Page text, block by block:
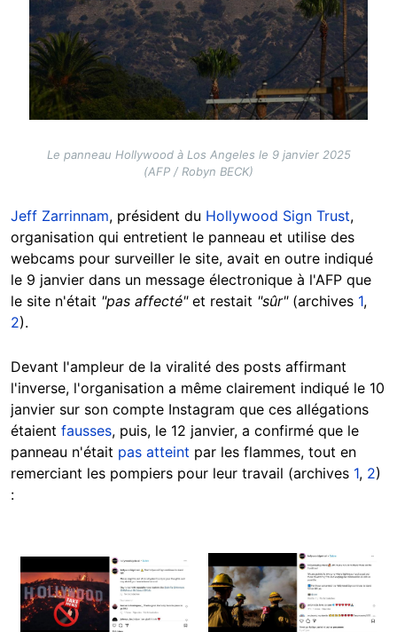
Le panneau Hollywood à Los Angeles le 9 janvier 2025
(AFP / Robyn BECK)
Jeff Zarrinnam, président du Hollywood Sign Trust,
organisation qui entretient le panneau et utilise des
webcams pour surveiller le site, avait en outre indiqué
le 9 janvier dans un message électronique à l'AFP que
le site n'était "pas affecté"et restait "sûr" (archives 1,
2).
Devant l'ampleur de la viralité des posts affirmant
l'inverse, l'organisation a même clairement indiqué le 10
janvier sur son compte Instagram que ces allégations
étaient fausses, puis, le 12 janvier, a confirmé que le
panneau n'était pas atteint par les flammes, tout en
remerciant les pompiers pour leur travail (archives 1, 2)
:
Image